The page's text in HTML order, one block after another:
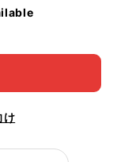
け